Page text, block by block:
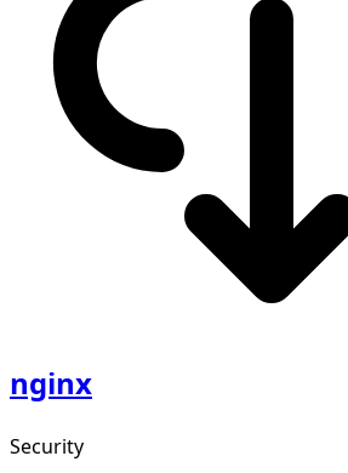
nginx
Security